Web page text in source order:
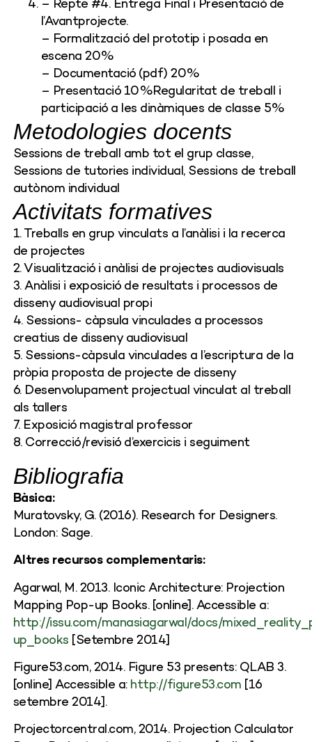
– Repte #4. Entrega Final i Presentació de
l’Avantprojecte.
– Formalització del prototip i posada en
escena 20%
– Documentació (pdf) 20%
– Presentació 10%Regularitat de treball i
participació a les dinàmiques de classe 5%
Metodologies docents
Sessions de treball amb tot el grup classe,
Sessions de tutories individual, Sessions de treball
autònom individual
Activitats formatives
1. Treballs en grup vinculats a l’anàlisi i la recerca
de projectes
2. Visualització i anàlisi de projectes audiovisuals
3. Anàlisi i exposició de resultats i processos de
disseny audiovisual propi
4. Sessions- càpsula vinculades a processos
creatius de disseny audiovisual
5. Sessions-càpsula vinculades a l’escriptura de la
pròpia proposta de projecte de disseny
6. Desenvolupament projectual vinculat al treball
als tallers
7. Exposició magistral professor
8. Correcció/revisió d’exercicis i seguiment
Bibliografia
Bàsica:
Muratovsky, G. (2016). Research for Designers.
London: Sage.
Altres recursos complementaris:
Agarwal, M. 2013. Iconic Architecture: Projection
Mapping Pop-up Books. [online]. Accessible a:
http://issu.com/manasiagarwal/docs/
up_books [Setembre 2014]
Figure53.com, 2014. Figure 53 presents: QLAB 3.
[online] Accessible a: http://figure53.com [16
setembre 2014].
Projectorcentral.com, 2014. Projection Calculator